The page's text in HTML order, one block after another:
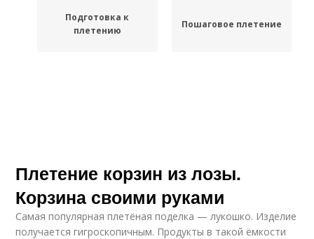
Подготовка к
плетению
Пошаговое плетение
Плетение корзин из лозы.
Корзина своими руками
Самая популярная плетёная поделка — лукошко. Изделие
получается гигроскопичным. Продукты в такой ёмкости